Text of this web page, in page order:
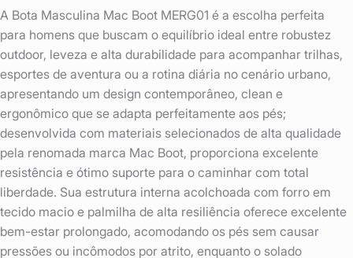
A Bota Masculina Mac Boot MERG01 é a escolha perfeita
para homens que buscam o equilíbrio ideal entre robustez
outdoor, leveza e alta durabilidade para acompanhar trilhas,
esportes de aventura ou a rotina diária no cenário urbano,
apresentando um design contemporâneo, clean e
ergonômico que se adapta perfeitamente aos pés;
desenvolvida com materiais selecionados de alta qualidade
pela renomada marca Mac Boot, proporciona excelente
resistência e ótimo suporte para o caminhar com total
liberdade. Sua estrutura interna acolchoada com forro em
tecido macio e palmilha de alta resiliência oferece excelente
bem-estar prolongado, acomodando os pés sem causar
pressões ou incômodos por atrito, enquanto o solado